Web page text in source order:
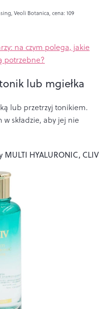
Veoli Botanica, cena: 109
na czym polega, jakie
potrzebne?
lub mgiełka
lub przetrzyj tonikiem.
składzie, aby jej nie
HYALURONIC, CLIV